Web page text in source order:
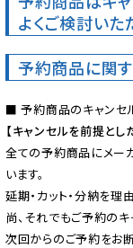
よくご検討いた
予約商品に関
【キャンセルを前提と
全ての予約商品にメー
います。
延期・カット・分納を
尚、それでもご予約の
次回からのご予約をお